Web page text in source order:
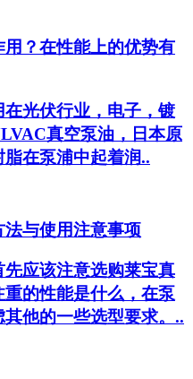
？在性能上的优势有
光伏行业，电子，镀
真空泵油，日本原
在泵浦中起着润..
与使用注意事项
应该注意选购莱宝真
的性能是什么，在泵
他的一些选型要求。..